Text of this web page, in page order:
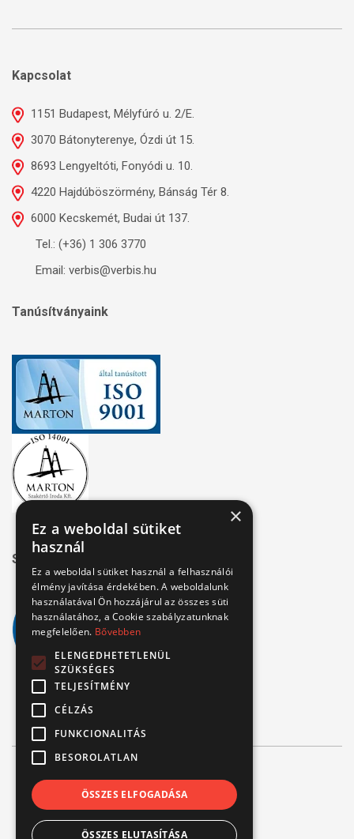
Kapcsolat
1151 Budapest, Mélyfúró u. 2/E.
3070 Bátonyterenye, Ózdi út 15.
8693 Lengyeltóti, Fonyódi u. 10.
4220 Hajdúböszörmény, Bánság Tér 8.
6000 Kecskemét, Budai út 137.
Tel.: (+36) 1 306 3770
Email: verbis@verbis.hu
Tanúsítványaink
Széchenyi 2020
© Verbis Kft 2026
ÁSZF
×
Ez a weboldal sütiket
használ
Ez a weboldal sütiket használ a felhasználói
élmény javítása érdekében. A weboldalunk
használatával Ön hozzájárul az összes süti
használatához, a Cookie szabályzatunknak
megfelelően. Bővebben
ELENGEDHETETLENÜL
SZÜKSÉGES
TELJESÍTMÉNY
CÉLZÁS
FUNKCIONALITÁS
BESOROLATLAN
ÖSSZES ELFOGADÁSA
ÖSSZES ELUTASÍTÁSA